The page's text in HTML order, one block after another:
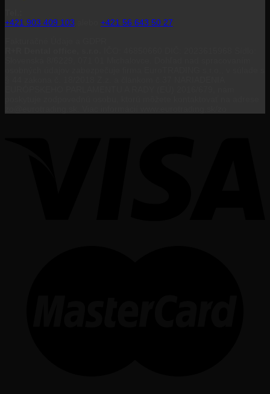
+421 903 409 103
+421 56 643 50 27